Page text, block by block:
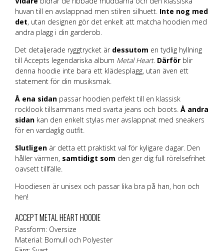
huvan till en avslappnad men stilren silhuett. Inte nog med
det, utan designen gör det enkelt att matcha hoodien med
andra plagg i din garderob.
Det detaljerade ryggtrycket är dessutom en tydlig hyllning
till Accepts legendariska album Metal Heart. Därför blir
denna hoodie inte bara ett klädesplagg, utan även ett
statement för din musiksmak.
Å ena sidan passar hoodien perfekt till en klassisk
rocklook tillsammans med svarta jeans och boots. Å andra
sidan kan den enkelt stylas mer avslappnat med sneakers
för en vardaglig outfit.
Slutligen är detta ett praktiskt val för kyligare dagar. Den
håller värmen, samtidigt som den ger dig full rörelsefrihet
oavsett tillfälle.
Hoodiesen är unisex och passar lika bra på han, hon och
hen!
ACCEPT METAL HEART HOODIE
Passform: Oversize
Material: Bomull och Polyester